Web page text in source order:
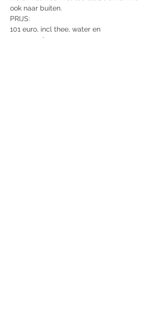
ook naar buiten.
PRIJS:
101 euro, incl thee, water en
versnaperingen